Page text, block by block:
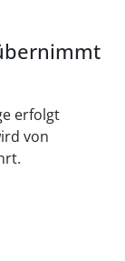
erfolgt
von